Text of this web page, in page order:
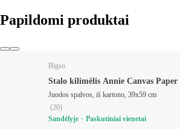
Papildomi produktai
Bigso
Stalo kilimėlis Annie Canvas
Juodos spalvos, iš kartono, 39x59 cm
(20)
Sandėlyje
Paskutiniai vienetai